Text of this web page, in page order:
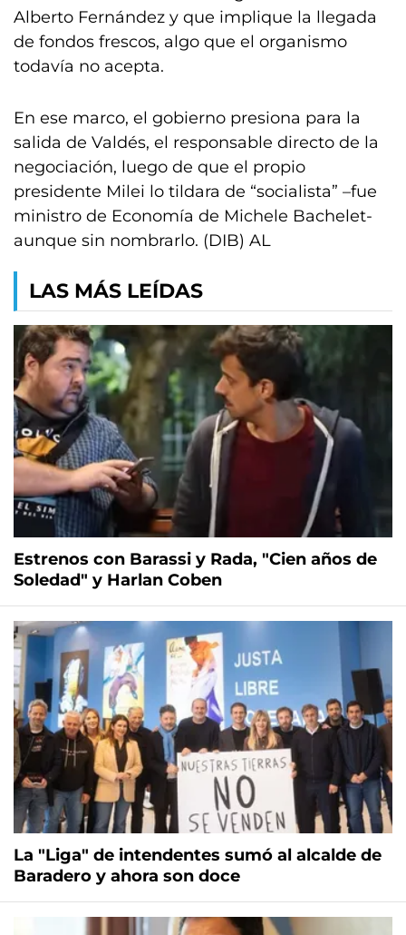
Alberto Fernández y que implique la llegada
de fondos frescos, algo que el organismo
todavía no acepta.
En ese marco, el gobierno presiona para la
salida de Valdés, el responsable directo de la
negociación, luego de que el propio
presidente Milei lo tildara de “socialista” –fue
ministro de Economía de Michele Bachelet-
aunque sin nombrarlo. (DIB) AL
LAS MÁS LEÍDAS
Estrenos con Barassi y Rada, "Cien años de
Soledad" y Harlan Coben
La "Liga" de intendentes sumó al alcalde de
Baradero y ahora son doce